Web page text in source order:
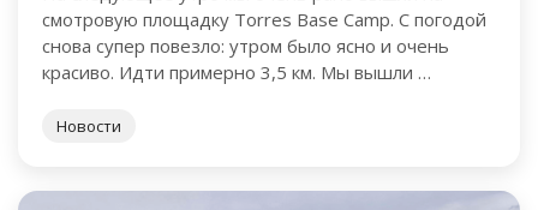
смотровую площадку Torres Base Camp. С погодой
снова супер повезло: утром было ясно и очень
красиво. Идти примерно 3,5 км. Мы вышли …
Новости